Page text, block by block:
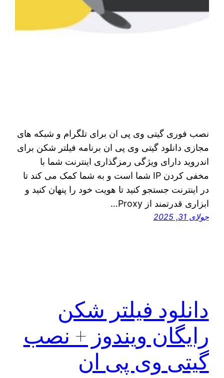
نصب فوری گیتی وی پی ان برای تلگرام و شبکه های
مجازی دانلود گیتی وی پی ان برنامه فیلتر شکن برای
اندروید دارای ویژگی رمزگذاری اینترنت شما با
مخفی کردن IP شما است و به شما کمک می کند تا
در اینترنت جستجو کنید تا هویت خود را پنهان کنید و
ابزاری قدرتمند از Proxy…
جولای 31, 2025
دانلود فیلتر شکن
رایگان ویندوز + نصب
گیتی وی پی ان